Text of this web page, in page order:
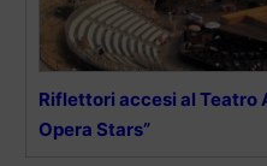
Riflettori accesi al Teatro
Opera Stars”